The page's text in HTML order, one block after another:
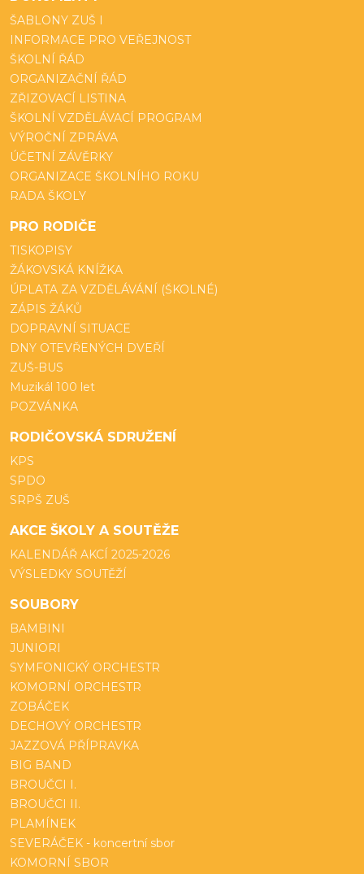
ŠABLONY ZUŠ I
INFORMACE PRO VEŘEJNOST
ŠKOLNÍ ŘÁD
ORGANIZAČNÍ ŘÁD
ZŘIZOVACÍ LISTINA
ŠKOLNÍ VZDĚLÁVACÍ PROGRAM
VÝROČNÍ ZPRÁVA
ÚČETNÍ ZÁVĚRKY
ORGANIZACE ŠKOLNÍHO ROKU
RADA ŠKOLY
PRO RODIČE
TISKOPISY
ŽÁKOVSKÁ KNÍŽKA
ÚPLATA ZA VZDĚLÁVÁNÍ (ŠKOLNÉ)
ZÁPIS ŽÁKŮ
DOPRAVNÍ SITUACE
DNY OTEVŘENÝCH DVEŘÍ
ZUŠ-BUS
Muzikál 100 let
POZVÁNKA
RODIČOVSKÁ SDRUŽENÍ
KPS
SPDO
SRPŠ ZUŠ
AKCE ŠKOLY A SOUTĚŽE
KALENDÁŘ AKCÍ 2025-2026
VÝSLEDKY SOUTĚŽÍ
SOUBORY
BAMBINI
JUNIORI
SYMFONICKÝ ORCHESTR
KOMORNÍ ORCHESTR
ZOBÁČEK
DECHOVÝ ORCHESTR
JAZZOVÁ PŘÍPRAVKA
BIG BAND
BROUČCI I.
BROUČCI II.
PLAMÍNEK
SEVERÁČEK - koncertní sbor
KOMORNÍ SBOR